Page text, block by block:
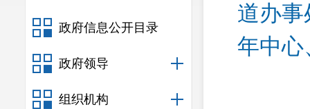
政府信息公开目录
政府领导
组织机构
道办
年中心